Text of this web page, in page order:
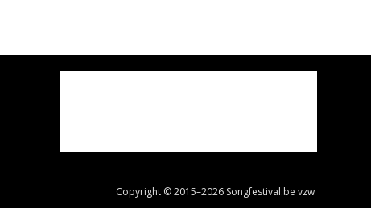
Copyright © 2015–2026 Songfestival.be vzw